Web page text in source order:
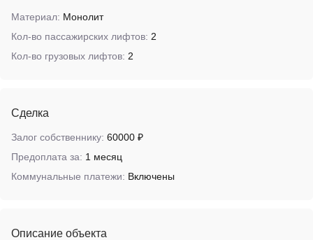
Материал: Монолит
Кол-во пассажирских лифтов: 2
Кол-во грузовых лифтов: 2
Сделка
Залог собственнику: 60000 ₽
Предоплата за: 1 месяц
Коммунальные платежи: Включены
Описание объекта